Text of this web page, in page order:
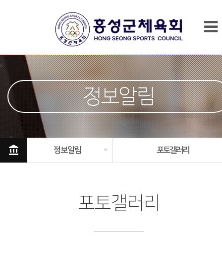
정보알림
account_balance 정보알림 포토갤러리
포토갤러리